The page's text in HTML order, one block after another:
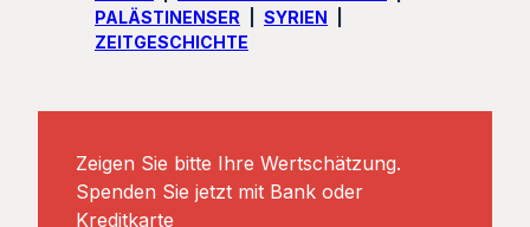
PALÄSTINENSER
SYRIEN
ZEITGESCHICHTE
Zeigen Sie bitte Ihre Wertschätzung.
Spenden Sie jetzt mit Bank oder
Kreditkarte